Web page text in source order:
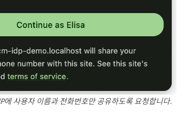
에 사용자 이름과 전화번호만 공유하도록 요청합니다.